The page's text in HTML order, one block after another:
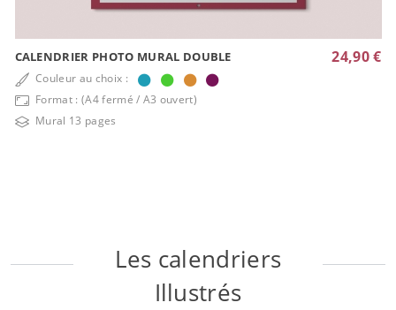
CALENDRIER PHOTO MURAL DOUBLE
Couleur au choix :
Format : (A4 fermé / A3 ouvert)
Mural 13 pages
24,90 €
Les calendriers
Illustrés